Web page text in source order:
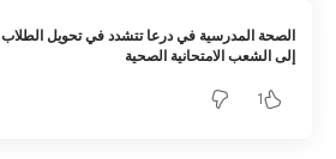
الصحة المدرسية في درعا تتشدد في تحويل الطلاب
إلى الشعب الامتحانية الصحية
1